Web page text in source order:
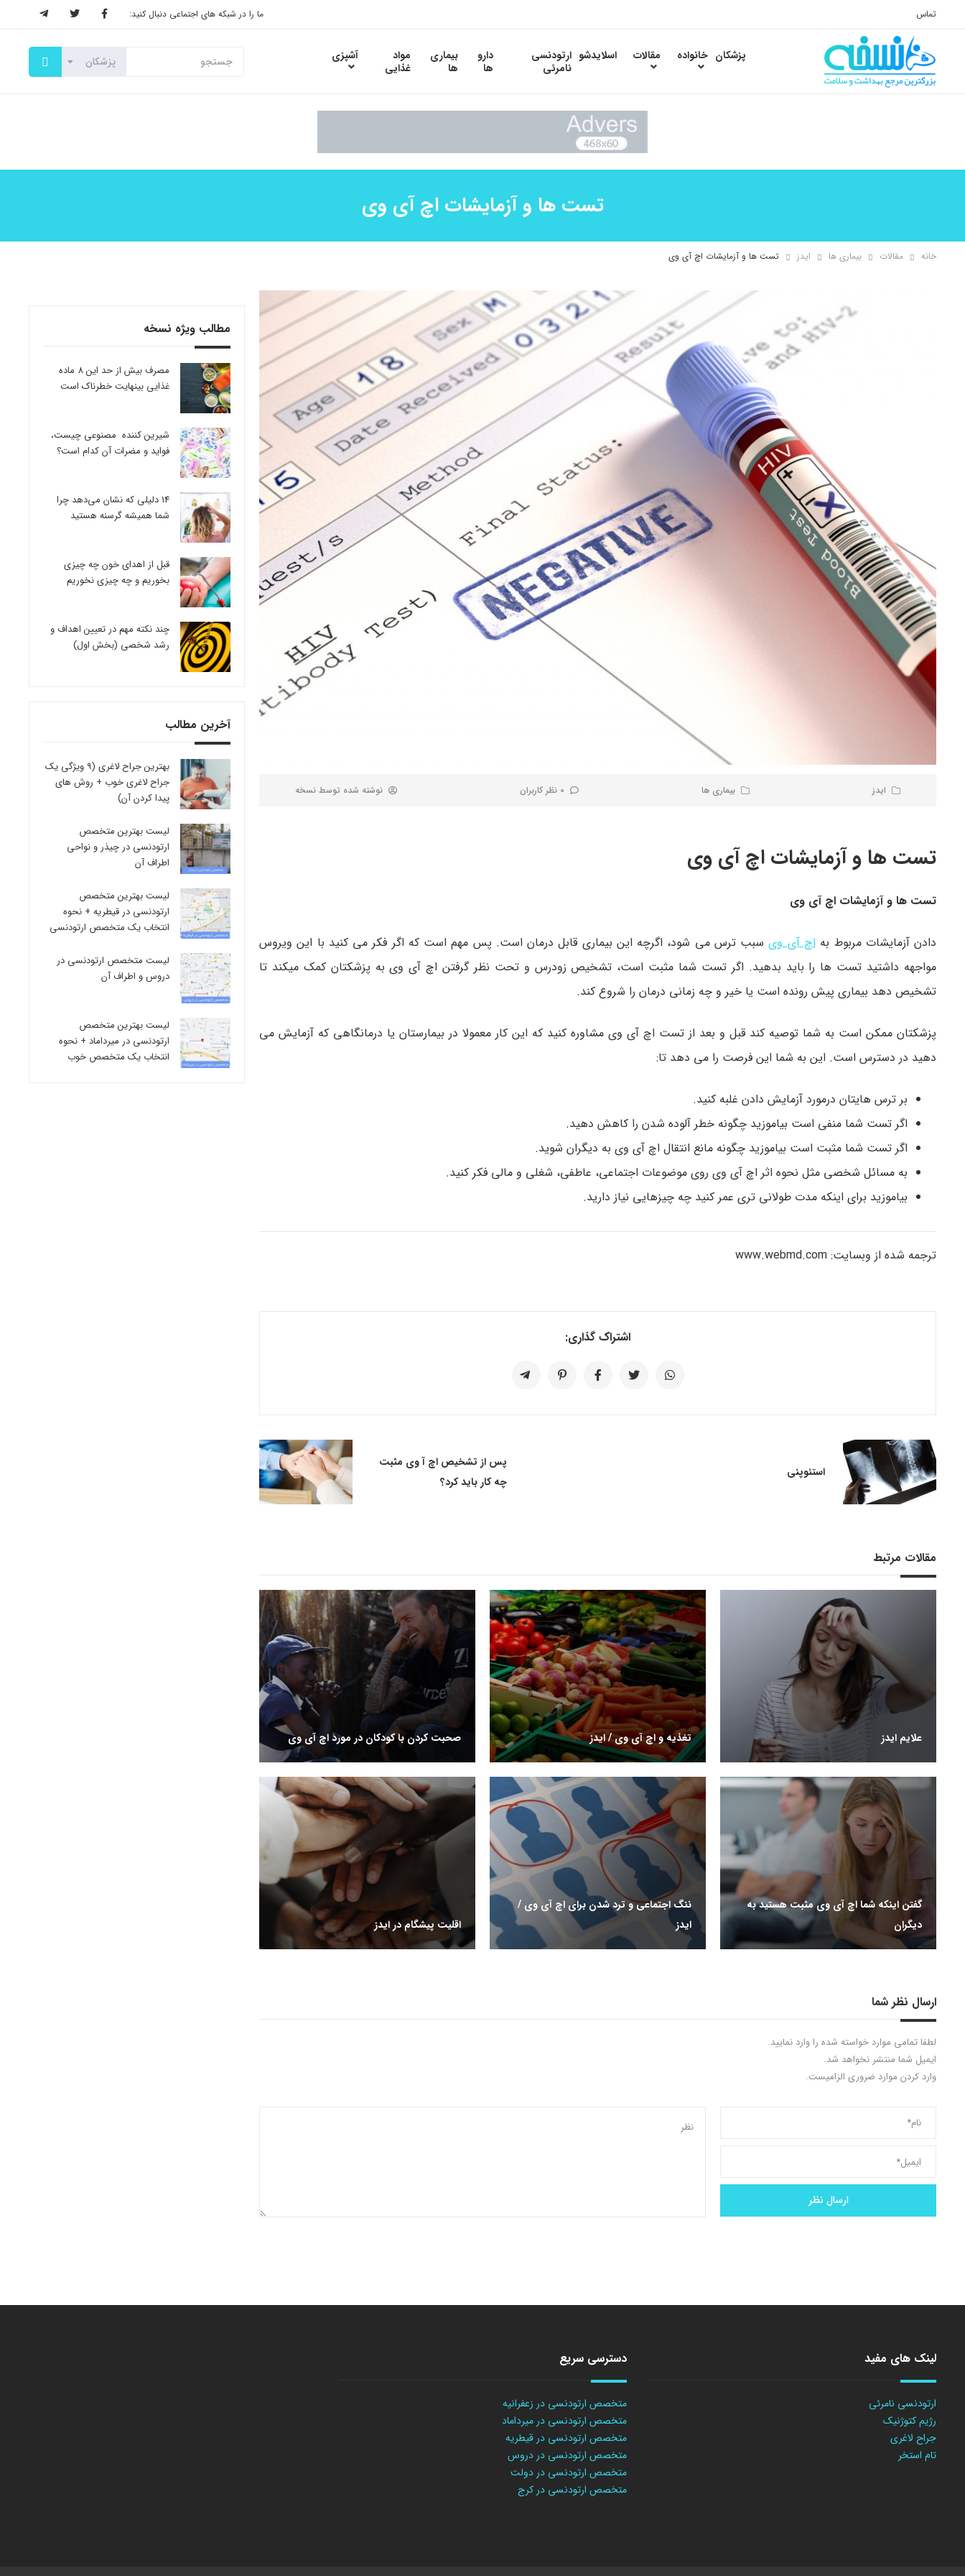
تماس ما را در شبکه های اجتماعی دنبال کنید:
پزشکان خانواده مقالات اسلایدشو ارتودنسی
نامرئی
دارو
ها
بیماری
ها
مواد
غذایی
آشپزی
تست ها و آزمایشات اچ آی وی
خانه مقالات بیماری ها ایدز تست ها و آزمایشات اچ آی وی
ایدز بیماری ها 0 نظر کاربران نوشته شده توسط نسخه
تست ها و آزمایشات اچ آی وی
تست ها و آزمایشات اچ آی وی
دادن آزمایشات مربوط بهاچ آی ویسبب ترس می شود، اگرچه این بیماری قابل درمان است. پس مهم است که اگر فکر می کنید با این ویروس
مواجهه داشتید تست ها را باید بدهید. اگر تست شما مثبت است، تشخیص زودرس و تحت نظر گرفتن اچ آی وی به پزشکتان کمک میکند تا
تشخیص دهد بیماری پیش رونده است یا خیر و چه زمانی درمان را شروع کند.
پزشکتان ممکن است به شما توصیه کند قبل و بعد از تست اچ آی وی مشاوره کنید که این کار معمولا در بیمارستان یا درمانگاهی که آزمایش می
دهید در دسترس است. این به شما این فرصت را می دهد تا:
بر ترس هایتان درمورد آزمایش دادن غلبه کنید.
اگر تست شما منفی است بیاموزید چگونه خطر آلوده شدن را کاهش دهید.
اگر تست شما مثبت است بیاموزید چگونه مانع انتقال اچ آی وی به دیگران شوید.
به مسائل شخصی مثل نحوه اثر اچ آی وی روی موضوعات اجتماعی، عاطفی، شغلی و مالی فکر کنید.
بیاموزید برای اینکه مدت طولانی تری عمر کنید چه چیزهایی نیاز دارید.
ترجمه شده از وبسایت: www.webmd.com
اشتراک گذاری:
استئوپنی
پس از تشخیص اچ آ وی مثبت
چه کار باید کرد؟
مقالات مرتبط
علایم ایدز تغذیه و اچ آی وی / ایدز صحبت کردن با کودکان در مورد اچ آی وی
گفتن اینکه شما اچ آی وی مثبت هستید به
دیگران
ننگ اجتماعی و ترد شدن برای اچ آی وی /
ایدز
اقلیت پیشگام در ایدز
ارسال نظر شما
لطفا تمامی موارد خواسته شده را وارد نمایید.
ایمیل شما منتشر نخواهد شد.
وارد کردن موارد ضروری الزامیست.
مطالب ویژه نسخه
مصرف بیش از حد این 8 ماده
غذایی بینهایت خطرناک است
شیرین کننده مصنوعی چیست،
فواید و مضرات آن کدام است؟
14 دلیلی که نشان می‌دهد چرا
شما همیشه گرسنه هستید
قبل از اهدای خون چه چیزی
بخوریم و چه چیزی نخوریم
چند نکته مهم در تعیین اهداف و
رشد شخصی (بخش اول)
آخرین مطالب
بهترین جراح لاغری (9 ویژگی یک
جراح لاغری خوب + روش های
پیدا کردن آن)
لیست بهترین متخصص
ارتودنسی در چیذر و نواحی
اطراف آن
لیست بهترین متخصص
ارتودنسی در قیطریه + نحوه
انتخاب یک متخصص ارتودنسی
لیست متخصص ارتودنسی در
دروس و اطراف آن
لیست بهترین متخصص
ارتودنسی در میرداماد + نحوه
انتخاب یک متخصص خوب
لینک های مفید
ارتودنسی نامرئی
رژیم کتوژنیک
جراح لاغری
تام استخر
دسترسی سریع
متخصص ارتودنسی در زعفرانیه
متخصص ارتودنسی در میرداماد
متخصص ارتودنسی در قیطریه
متخصص ارتودنسی در دروس
متخصص ارتودنسی در دولت
متخصص ارتودنسی در کرج